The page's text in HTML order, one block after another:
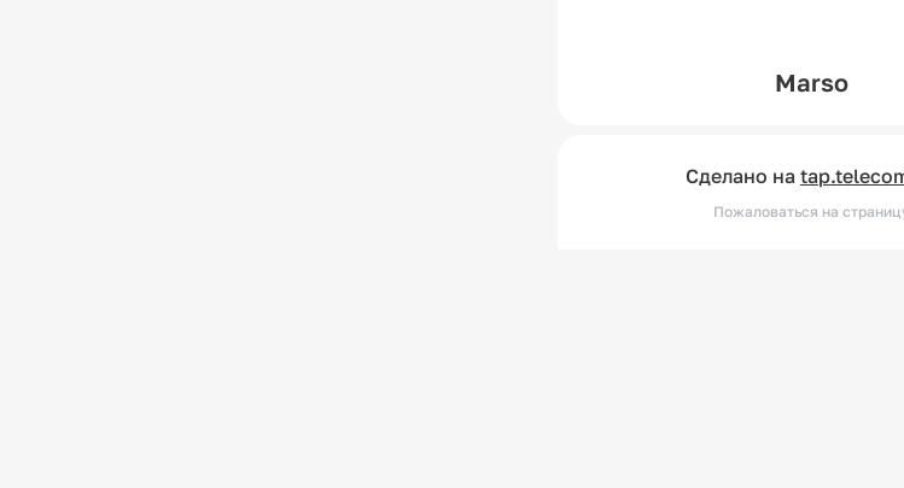
Marso
Сделано на
Пожаловаться на